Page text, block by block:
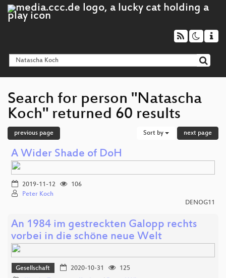
Search for person "Natascha
Koch" returned 60 results
previous page Sort by next page
A Wider Shade of DoH
2019-11-12
106
Peter Koch
DENOG11
An 1984 im gestreckten Galopp rechts
vorbei in die schöne neue Welt
Gesellschaft 2020-10-31
125